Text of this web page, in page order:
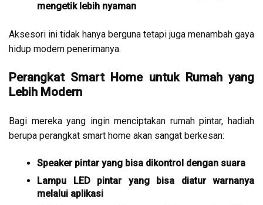
mengetik lebih nyaman
Aksesori ini tidak hanya berguna tetapi juga menambah gaya
hidup modern penerimanya.
Perangkat Smart Home untuk Rumah yang
Lebih Modern
Bagi mereka yang ingin menciptakan rumah pintar, hadiah
berupa perangkat smart home akan sangat berkesan:
Speaker pintar yang bisa dikontrol dengan suara
Lampu LED pintar yang bisa diatur warnanya
melalui aplikasi